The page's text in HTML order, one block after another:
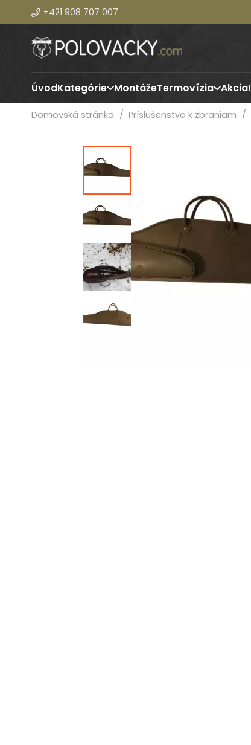
+421 908 707 007
ÚvodKategórie MontážeTermovízia Akcia!
Domovská stránka / Príslušenstvo k zbraniam /